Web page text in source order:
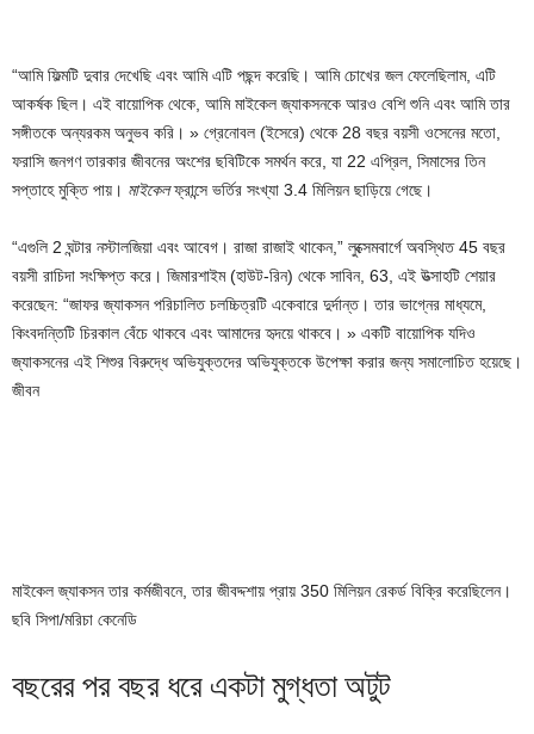
“আমি ফিল্মটি দুবার দেখেছি এবং আমি এটি পছন্দ করেছি। আমি চোখের জল ফেলেছিলাম, এটি
আকর্ষক ছিল। এই বায়োপিক থেকে, আমি মাইকেল জ্যাকসনকে আরও বেশি শুনি এবং আমি তার
সঙ্গীতকে অন্যরকম অনুভব করি। » গ্রেনোবল (ইসেরে) থেকে 28 বছর বয়সী ওসেনের মতো,
ফরাসি জনগণ তারকার জীবনের অংশের ছবিটিকে সমর্থন করে, যা 22 এপ্রিল, সিমাসের তিন
সপ্তাহে মুক্তি পায়। মাইকেলফ্রান্সে ভর্তির সংখ্যা 3.4 মিলিয়ন ছাড়িয়ে গেছে।
“এগুলি 2 ঘন্টার নস্টালজিয়া এবং আবেগ। রাজা রাজাই থাকেন,” লুক্সেমবার্গে অবস্থিত 45 বছর
বয়সী রাচিদা সংক্ষিপ্ত করে। জিমারশাইম (হাউট-রিন) থেকে সাবিন, 63, এই উত্সাহটি শেয়ার
করেছেন: “জাফর জ্যাকসন পরিচালিত চলচ্চিত্রটি একেবারে দুর্দান্ত। তার ভাগ্নের মাধ্যমে,
কিংবদন্তিটি চিরকাল বেঁচে থাকবে এবং আমাদের হৃদয়ে থাকবে। » একটি বায়োপিক যদিও
জ্যাকসনের এই শিশুর বিরুদ্ধে অভিযুক্তদের অভিযুক্তকে উপেক্ষা করার জন্য সমালোচিত হয়েছে।
জীবন
মাইকেল জ্যাকসন তার কর্মজীবনে, তার জীবদ্দশায় প্রায় 350 মিলিয়ন রেকর্ড বিক্রি করেছিলেন।
ছবি সিপা/মরিচা কেনেডি
বছরের পর বছর ধরে একটা মুগ্ধতা অটুট